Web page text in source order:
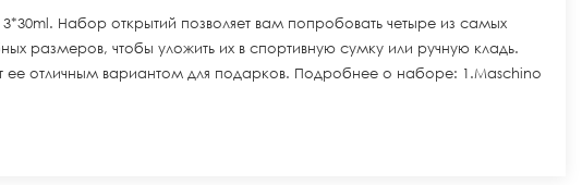
Набор открытий позволяет вам попробовать четыре из самых
размеров, чтобы уложить их в спортивную сумку или ручную кладь.
ее отличным вариантом для подарков. Подробнее о наборе: 1.Maschino